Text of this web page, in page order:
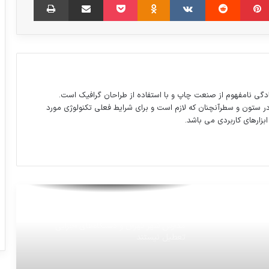
نامفهوم از صنعت چاپ و با استفاده از طراحان گرافیک است.
ستون و سطرآنچنان که لازم است و برای شرایط فعلی تکنولوژی مورد
کاربردی می باشد.
سمت سوریه شلیک شود را ساقط خواهد کرد
قیمت دفتر دانش‌آموزی اعلام شد